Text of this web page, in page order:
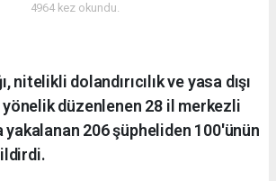
4964 kez okundu.
nitelikli dolandırıcılık ve yasa dışı
yönelik düzenlenen 28 il merkezli
206 şüpheliden 100'ünün